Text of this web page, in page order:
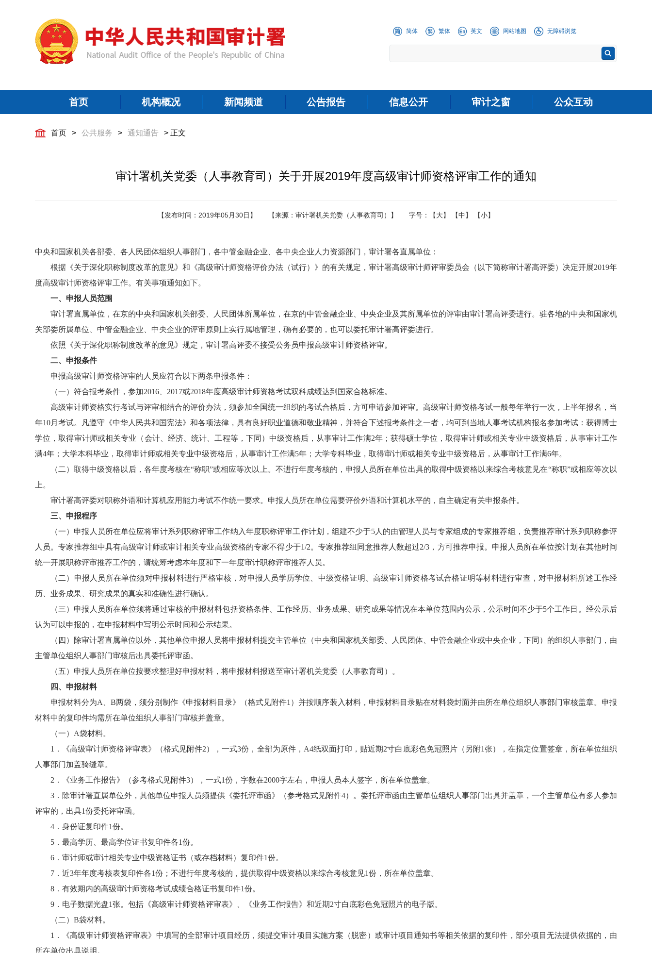
简体 繁体 英文 网站地图 无障碍浏览
首页 机构概况 新闻频道 公告报告 信息公开 审计之窗 公众互动
首页 > 公共服务 > 通知通告 > 正文
审计署机关党委（人事教育司）关于开展2019年度高级审计师资格评审工作的通知
【发布时间：2019年05月30日】 【来源：审计署机关党委（人事教育司）】 字号： 【大】 【中】 【小】
中央和国家机关各部委、各人民团体组织人事部门，各中管金融企业、各中央企业人力资源部门，审计署各直属单位：
根据《关于深化职称制度改革的意见》和《高级审计师资格评价办法（试行）》的有关规定，审计署高级审计师评审委员会（以下简称审计署高评委）决定开展2019年
度高级审计师资格评审工作。有关事项通知如下。
一、申报人员范围
审计署直属单位，在京的中央和国家机关部委、人民团体所属单位，在京的中管金融企业、中央企业及其所属单位的评审由审计署高评委进行。驻各地的中央和国家机
关部委所属单位、中管金融企业、中央企业的评审原则上实行属地管理，确有必要的，也可以委托审计署高评委进行。
依照《关于深化职称制度改革的意见》规定，审计署高评委不接受公务员申报高级审计师资格评审。
二、申报条件
申报高级审计师资格评审的人员应符合以下两条申报条件：
（一）符合报考条件，参加2016、2017或2018年度高级审计师资格考试双科成绩达到国家合格标准。
高级审计师资格实行考试与评审相结合的评价办法，须参加全国统一组织的考试合格后，方可申请参加评审。高级审计师资格考试一般每年举行一次，上半年报名，当
年10月考试。凡遵守《中华人民共和国宪法》和各项法律，具有良好职业道德和敬业精神，并符合下述报考条件之一者，均可到当地人事考试机构报名参加考试：获得博士
学位，取得审计师或相关专业（会计、经济、统计、工程等，下同）中级资格后，从事审计工作满2年；获得硕士学位，取得审计师或相关专业中级资格后，从事审计工作
满4年；大学本科毕业，取得审计师或相关专业中级资格后，从事审计工作满5年；大学专科毕业，取得审计师或相关专业中级资格后，从事审计工作满6年。
（二）取得中级资格以后，各年度考核在“称职”或相应等次以上。不进行年度考核的，申报人员所在单位出具的取得中级资格以来综合考核意见在“称职”或相应等次以
上。
审计署高评委对职称外语和计算机应用能力考试不作统一要求。申报人员所在单位需要评价外语和计算机水平的，自主确定有关申报条件。
三、申报程序
（一）申报人员所在单位应将审计系列职称评审工作纳入年度职称评审工作计划，组建不少于5人的由管理人员与专家组成的专家推荐组，负责推荐审计系列职称参评
人员。专家推荐组中具有高级审计师或审计相关专业高级资格的专家不得少于1/2。专家推荐组同意推荐人数超过2/3，方可推荐申报。申报人员所在单位按计划在其他时间
统一开展职称评审推荐工作的，请统筹考虑本年度和下一年度审计职称评审推荐人员。
（二）申报人员所在单位须对申报材料进行严格审核，对申报人员学历学位、中级资格证明、高级审计师资格考试合格证明等材料进行审查，对申报材料所述工作经
历、业务成果、研究成果的真实和准确性进行确认。
（三）申报人员所在单位须将通过审核的申报材料包括资格条件、工作经历、业务成果、研究成果等情况在本单位范围内公示，公示时间不少于5个工作日。经公示后
认为可以申报的，在申报材料中写明公示时间和公示结果。
（四）除审计署直属单位以外，其他单位申报人员将申报材料提交主管单位（中央和国家机关部委、人民团体、中管金融企业或中央企业，下同）的组织人事部门，由
主管单位组织人事部门审核后出具委托评审函。
（五）申报人员所在单位按要求整理好申报材料，将申报材料报送至审计署机关党委（人事教育司）。
四、申报材料
申报材料分为A、B两袋，须分别制作《申报材料目录》（格式见附件1）并按顺序装入材料，申报材料目录贴在材料袋封面并由所在单位组织人事部门审核盖章。申报
材料中的复印件均需所在单位组织人事部门审核并盖章。
（一）A袋材料。
1．《高级审计师资格评审表》（格式见附件2），一式3份，全部为原件，A4纸双面打印，贴近期2寸白底彩色免冠照片（另附1张），在指定位置签章，所在单位组织
人事部门加盖骑缝章。
2．《业务工作报告》（参考格式见附件3），一式1份，字数在2000字左右，申报人员本人签字，所在单位盖章。
3．除审计署直属单位外，其他单位申报人员须提供《委托评审函》（参考格式见附件4）。委托评审函由主管单位组织人事部门出具并盖章，一个主管单位有多人参加
评审的，出具1份委托评审函。
4．身份证复印件1份。
5．最高学历、最高学位证书复印件各1份。
6．审计师或审计相关专业中级资格证书（或存档材料）复印件1份。
7．近3年年度考核表复印件各1份；不进行年度考核的，提供取得中级资格以来综合考核意见1份，所在单位盖章。
8．有效期内的高级审计师资格考试成绩合格证书复印件1份。
9．电子数据光盘1张。包括《高级审计师资格评审表》、《业务工作报告》和近期2寸白底彩色免冠照片的电子版。
（二）B袋材料。
1．《高级审计师资格评审表》中填写的全部审计项目经历，须提交审计项目实施方案（脱密）或审计项目通知书等相关依据的复印件，部分项目无法提供依据的，由
所在单位出具说明。